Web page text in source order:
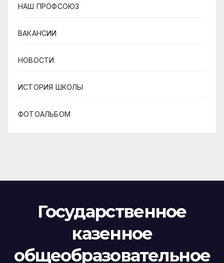
НАШ ПРОФСОЮЗ
ВАКАНСИИ
НОВОСТИ
ИСТОРИЯ ШКОЛЫ
ФОТОАЛЬБОМ
Государственное
казенное
общеобразовательное